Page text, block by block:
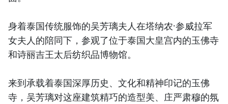
身着泰国传统服饰的吴芳璃夫人在塔纳农·参威拉军
女夫人的陪同下，参观了位于泰国大皇宫内的玉佛寺
和诗丽吉王太后纺织品博物馆。
来到承载着泰国深厚历史、文化和精神印记的玉佛
寺，吴芳璃对这座建筑精巧的造型美、庄严肃穆的氛